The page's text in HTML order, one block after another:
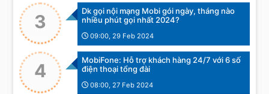
3
Dk gọi nội mạng Mobi gói ngày, tháng nào
nhiều phút gọi nhất 2024?
09:00, 29 Feb 2024
4
MobiFone: Hỗ trợ khách hàng 24/7 với 6 số
điện thoại tổng đài
08:00, 27 Feb 2024